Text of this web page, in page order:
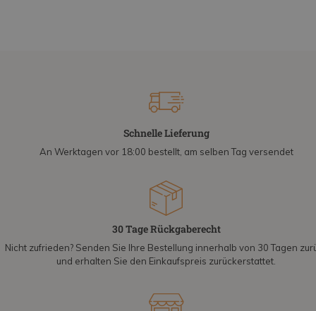
Schnelle Lieferung
An Werktagen vor 18:00 bestellt, am selben Tag versendet
30 Tage Rückgaberecht
Nicht zufrieden? Senden Sie Ihre Bestellung innerhalb von 30 Tagen
und erhalten Sie den Einkaufspreis zurückerstattet.